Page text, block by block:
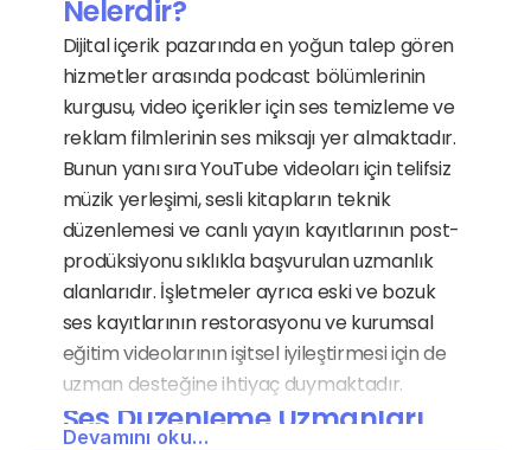
Nelerdir?
Dijital içerik pazarında en yoğun talep gören
hizmetler arasında podcast bölümlerinin
kurgusu, video içerikler için ses temizleme ve
reklam filmlerinin ses miksajı yer almaktadır.
Bunun yanı sıra YouTube videoları için telifsiz
müzik yerleşimi, sesli kitapların teknik
düzenlemesi ve canlı yayın kayıtlarının post-
prodüksiyonu sıklıkla başvurulan uzmanlık
alanlarıdır. İşletmeler ayrıca eski ve bozuk
ses kayıtlarının restorasyonu ve kurumsal
eğitim videolarının işitsel iyileştirmesi için de
uzman desteğine ihtiyaç duymaktadır.
Ses Düzenleme Uzmanları
Devamını oku…